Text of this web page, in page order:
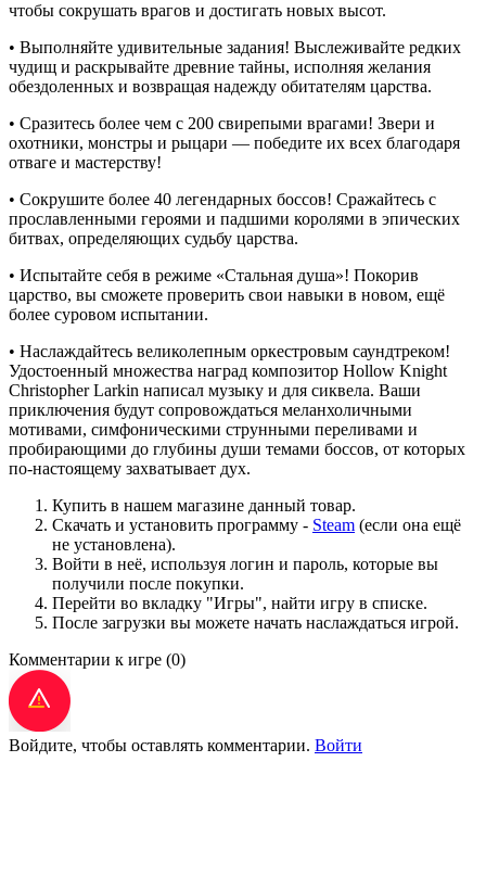
чтобы сокрушать врагов и достигать новых высот.
• Выполняйте удивительные задания! Выслеживайте редких
чудищ и раскрывайте древние тайны, исполняя желания
обездоленных и возвращая надежду обитателям царства.
• Сразитесь более чем с 200 свирепыми врагами! Звери и
охотники, монстры и рыцари — победите их всех благодаря
отваге и мастерству!
• Сокрушите более 40 легендарных боссов! Сражайтесь с
прославленными героями и падшими королями в эпических
битвах, определяющих судьбу царства.
• Испытайте себя в режиме «Стальная душа»! Покорив
царство, вы сможете проверить свои навыки в новом, ещё
более суровом испытании.
• Наслаждайтесь великолепным оркестровым саундтреком!
Удостоенный множества наград композитор Hollow Knight
Christopher Larkin написал музыку и для сиквела. Ваши
приключения будут сопровождаться меланхоличными
мотивами, симфоническими струнными переливами и
пробирающими до глубины души темами боссов, от которых
по-настоящему захватывает дух.
Купить в нашем магазине данный товар.
Скачать и установить программу - Steam (если она ещё
не установлена).
Войти в неё, используя логин и пароль, которые вы
получили после покупки.
Перейти во вкладку "Игры", найти игру в списке.
После загрузки вы можете начать наслаждаться игрой.
Комментарии к игре (0)
Войдите, чтобы оставлять комментарии. Войти